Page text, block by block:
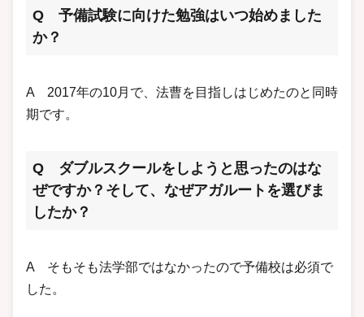
Q 予備試験に向けた勉強はいつ始めました
か？
A 2017年の10月で、法曹を目指しはじめたのと同時
期です。
Q ダブルスクールをしようと思ったのはな
ぜですか？そして、なぜアガルートを選びま
したか？
A そもそも法学部ではなかったので予備校は必須で
した。